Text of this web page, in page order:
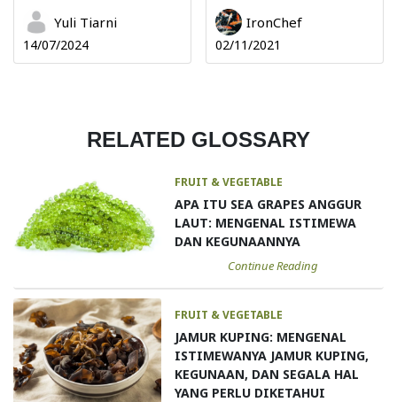
Yuli Tiarni
14/07/2024
IronChef
02/11/2021
RELATED GLOSSARY
FRUIT & VEGETABLE
APA ITU SEA GRAPES ANGGUR
LAUT: MENGENAL ISTIMEWA
DAN KEGUNAANNYA
Continue Reading
FRUIT & VEGETABLE
JAMUR KUPING: MENGENAL
ISTIMEWANYA JAMUR KUPING,
KEGUNAAN, DAN SEGALA HAL
YANG PERLU DIKETAHUI